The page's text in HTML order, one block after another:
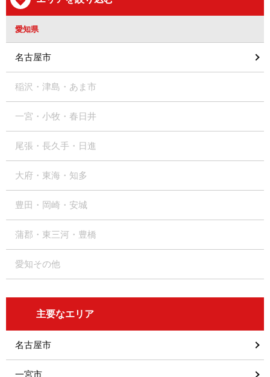
愛知県
名古屋市
稲沢・津島・あま市
一宮・小牧・春日井
尾張・長久手・日進
大府・東海・知多
豊田・岡崎・安城
蒲郡・東三河・豊橋
愛知その他
主要なエリア
名古屋市
一宮市